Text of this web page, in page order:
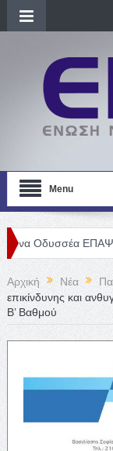
Menu
ΕΠΑΨΥ Γενική
Αρχική Νέα
επικίνδυνης και
Β’ Βαθμού